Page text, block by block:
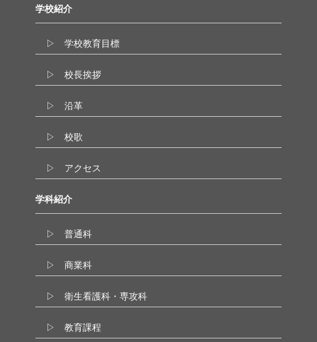
学校紹介
▷ 学校教育目標
▷ 校長挨拶
▷ 沿革
▷ 校歌
▷ アクセス
学科紹介
▷ 普通科
▷ 商業科
▷ 衛生看護科・専攻科
▷ 教育課程